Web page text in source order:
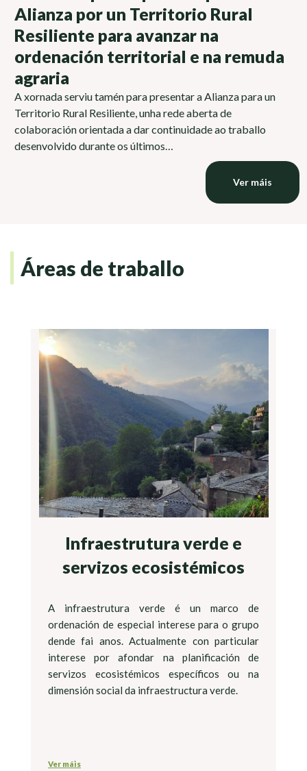
Alianza por un Territorio Rural
Resiliente para avanzar na
ordenación territorial e na remuda
agraria
A xornada serviu tamén para presentar a Alianza para un
Territorio Rural Resiliente, unha rede aberta de
colaboración orientada a dar continuidade ao traballo
desenvolvido durante os últimos…
Ver máis
Áreas de traballo
Infraestrutura verde e
servizos ecosistémicos
A infraestrutura verde é un marco de
ordenación de especial interese para o grupo
dende fai anos. Actualmente con particular
interese por afondar na planificación de
servizos ecosistémicos específicos ou na
dimensión social da infraestructura verde.
Ver máis